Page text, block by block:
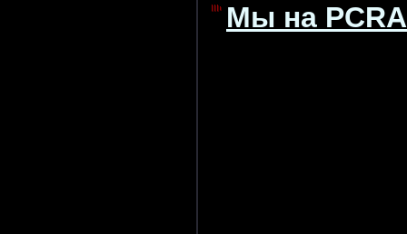
Мы на